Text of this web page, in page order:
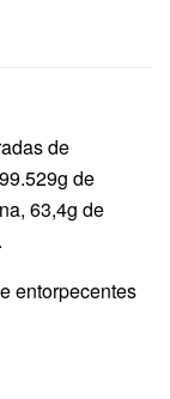
de
de
63,4g de
entorpecentes